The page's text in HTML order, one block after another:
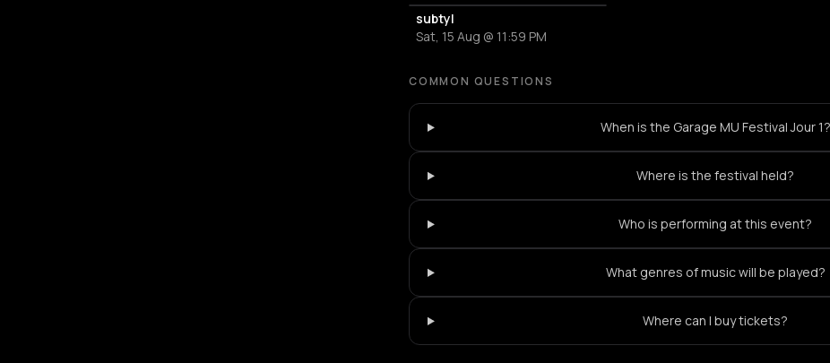
subtyl
Sat, 15 Aug @ 11:59 PM
COMMON QUESTIONS
When is the Garage MU Festival Jour 1?
Where is the festival held?
Who is performing at this event?
What genres of music will be played?
Where can I buy tickets?